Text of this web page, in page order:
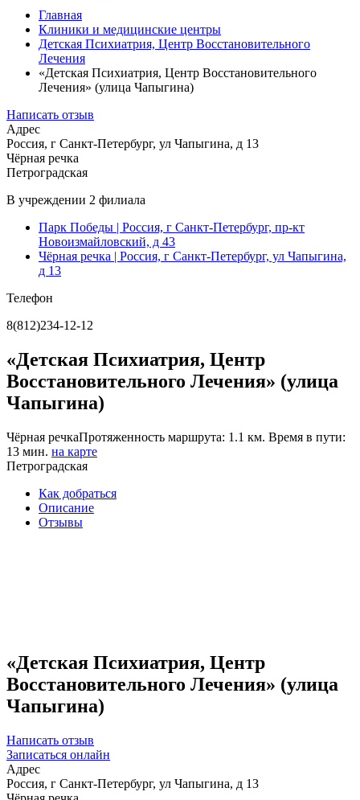
Главная
Клиники и медицинские центры
Детская Психиатрия, Центр Восстановительного
Лечения
«Детская Психиатрия, Центр Восстановительного
Лечения» (улица Чапыгина)
Написать отзыв
Адрес
Россия, г Санкт-Петербург, ул Чапыгина, д 13
Чёрная речка
Петроградская
В учреждении 2 филиала
Парк Победы | Россия, г Санкт-Петербург, пр-кт
Новоизмайловский, д 43
Чёрная речка | Россия, г Санкт-Петербург, ул Чапыгина,
д 13
Телефон
8(812)234-12-12
«Детская Психиатрия, Центр
Восстановительного Лечения» (улица
Чапыгина)
Чёрная речкаПротяженность маршрута: 1.1 км. Время в пути:
13 мин. на карте
Петроградская
Как добраться
Описание
Отзывы
«Детская Психиатрия, Центр
Восстановительного Лечения» (улица
Чапыгина)
Написать отзыв
Записаться онлайн
Адрес
Россия, г Санкт-Петербург, ул Чапыгина, д 13